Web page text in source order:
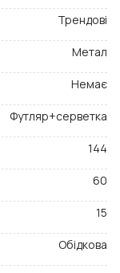
Трендові
Метал
Немає
Футляр+серветка
144
60
15
Обідкова